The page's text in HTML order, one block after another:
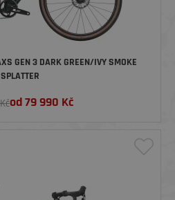
GEN 3 DARK GREEN/IVY SMOKE
SPLATTER
od79 990 Kč